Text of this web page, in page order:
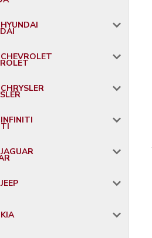
HYUNDAI
CHEVROLET
CHRYSLER
INFINITI
JAGUAR
JEEP
KIA